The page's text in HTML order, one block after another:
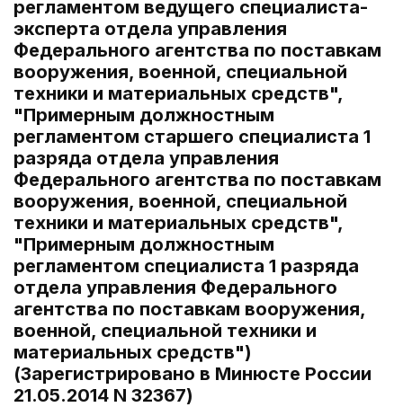
регламентом ведущего специалиста-
эксперта отдела управления
Федерального агентства по поставкам
вооружения, военной, специальной
техники и материальных средств",
"Примерным должностным
регламентом старшего специалиста 1
разряда отдела управления
Федерального агентства по поставкам
вооружения, военной, специальной
техники и материальных средств",
"Примерным должностным
регламентом специалиста 1 разряда
отдела управления Федерального
агентства по поставкам вооружения,
военной, специальной техники и
материальных средств")
(Зарегистрировано в Минюсте России
21.05.2014 N 32367)